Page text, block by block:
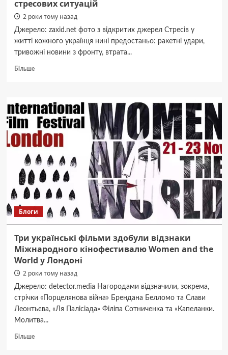
стресових ситуацій
2 роки тому назад
Джерело: zaxid.net фото з відкритих джерел Стресів у
житті кожного українця нині предостаньо: ракетні удари,
тривожні новини з фронту, втрата...
БільшеДокладніше
які
треба
їсти
під
час
стресових
ситуацій
Блоги
Три українські фільми здобули відзнаки
Міжнародного кінофестивалю Women and the
World у Лондоні
2 роки тому назад
Джерело: detector.media Нагородами відзначили, зокрема,
стрічки «Порцелянова війна» Брендана Белломо та Слави
Леонтьєва, «Ля Палісіада» Філіпа Сотниченка та «Капеланки.
Молитва...
БільшеДокладніше